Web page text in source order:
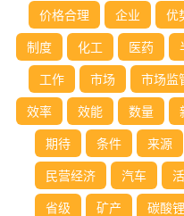
价格合理 企业 优
制度 化工 医药
工作 市场 市场监
效率 效能 数量
期待 条件 来源
民营经济 汽车
省级 矿产 碳酸锂